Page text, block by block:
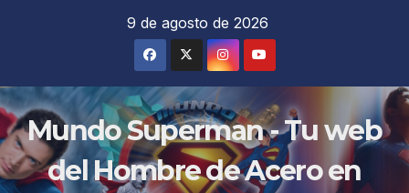
9 de agosto de 2026
Mundo Superman - Tu web
del Hombre de Acero en